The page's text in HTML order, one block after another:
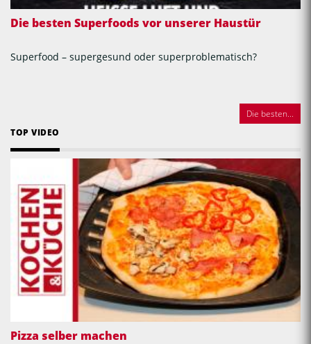
Die besten Superfoods vor unserer Haustür
Superfood – supergesund oder superproblematisch?
Die besten...
TOP VIDEO
Pizza selber machen